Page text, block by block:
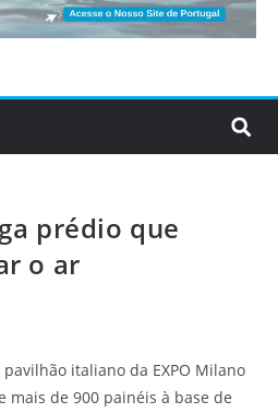
prédio que
o ar
italiano da EXPO Milano
mais de 900 painéis à base de